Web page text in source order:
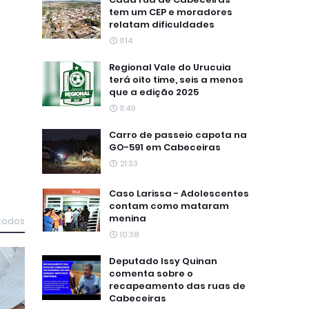
tem um CEP e moradores
relatam dificuldades
11:14
Regional Vale do Urucuia
terá oito time, seis a menos
que a edição 2025
11:49
Carro de passeio capota na
GO-591 em Cabeceiras
21:33
Caso Larissa - Adolescentes
contam como mataram
menina
10:38
Deputado Issy Quinan
comenta sobre o
recapeamento das ruas de
Cabeceiras